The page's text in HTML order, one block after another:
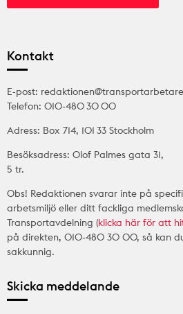
Kontakt
E-post:
Telefon: 010-480 30 00
Adress: Box 714, 101 33 Stockholm
Besöksadress: Olof Palmes gata 31,
5 tr.
Obs! Redaktionen svarar inte på
arbetsmiljö eller ditt fackliga
Transportavdelning (klicka här för att
på direkten, 010-480 30 00, så kan
sakkunnig.
Skicka meddelande